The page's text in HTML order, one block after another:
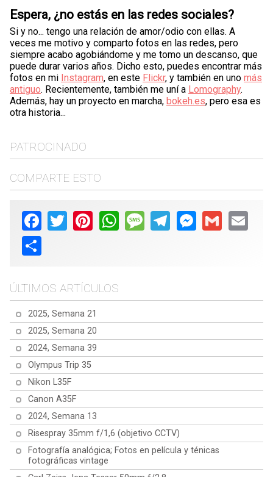
Espera, ¿no estás en las redes sociales?
Si y no... tengo una relación de amor/odio con ellas. A
veces me motivo y comparto fotos en las redes, pero
siempre acabo agobiándome y me tomo un descanso, que
puede durar varios años. Dicho esto, puedes encontrar más
fotos en mi Instagram, en este Flickr, y también en uno más
antiguo. Recientemente, también me uní a Lomography.
Además, hay un proyecto en marcha, bokeh.es, pero esa es
otra historia...
PATROCINADO
COMPARTE ESTO
Facebook
Twitter PinterestWhatsAppMessageTelegramMessenger
Gmail Email
Share
ÚLTIMOS ARTÍCULOS
2025, Semana 21
2025, Semana 20
2024, Semana 39
Olympus Trip 35
Nikon L35F
Canon A35F
2024, Semana 13
Risespray 35mm f/1,6 (objetivo CCTV)
Fotografía analógica; Fotos en película y ténicas
fotográficas vintage